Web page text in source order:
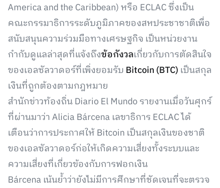
America and the Caribbean) หรือ ECLAC ซึ่งเป็น
คณะกรรมาธิการระดับภูมิภาคของสหประชาชาติเพื่อ
สนับสนุนความร่วมมือทางเศรษฐกิจ เป็นหน่วยงาน
กำกับดูแลล่าสุดที่แจ้งถึงข้อกังวลเกี่ยวกับการตัดสินใจ
ของเอลซัลวาดอร์ที่เพิ่งยอมรับ Bitcoin (BTC) เป็นสกุล
เงินที่ถูกต้องตามกฎหมาย
สำนักข่าวท้องถิ่น Diario El Mundo รายงานเมื่อวันศุกร์
ที่ผ่านมาว่า Alicia Bárcena เลขาธิการ ECLAC ได้
เตือนว่าการประกาศให้ Bitcoin เป็นสกุลเงินของชาติ
ของเอลซัลวาดอร์ก่อให้เกิดความเสี่ยงทั้งระบบและ
ความเสี่ยงที่เกี่ยวข้องกับการฟอกเงิน
Bárcena เน้นย้ำว่ายังไม่มีการศึกษาที่ชัดเจนที่จะตรวจ